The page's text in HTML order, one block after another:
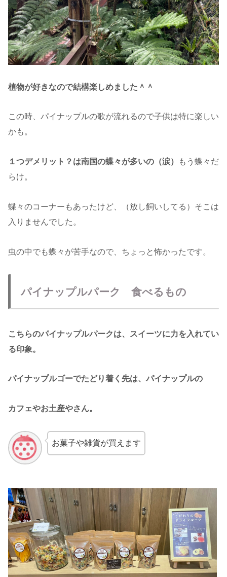
植物が好きなので結構楽しめました＾＾
この時、パイナップルの歌が流れるので子供は特に楽しい
かも。
１つデメリット？は南国の蝶々が多いの（涙）
もう蝶々だ
らけ。
蝶々のコーナーもあったけど、（放し飼いしてる）そこは
入りませんでした。
虫の中でも蝶々が苦手なので、ちょっと怖かったです。
パイナップルパーク 食べるもの
こちらのパイナップルパークは、スイーツに力を入れてい
る印象。
パイナップルゴーでたどり着く先は、パイナップルの
カフェやお土産やさん。
お菓子や雑貨が買えます